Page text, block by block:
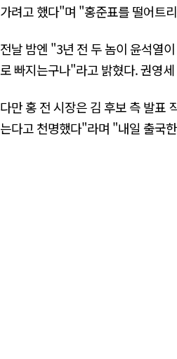
가려고 했다"며 "홍준표를 떨어트
전날 밤엔 "3년 전 두 놈이 윤석열
로 빠지는구나"라고 밝혔다. 권영
다만 홍 전 시장은 김 후보 측 발표
는다고 천명했다"라며 "내일 출국